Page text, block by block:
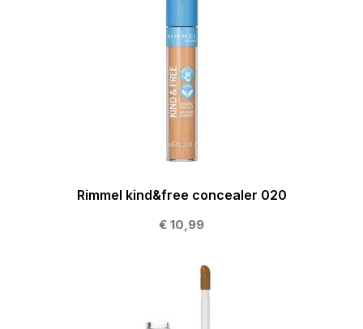
Rimmel kind&free concealer 020
€ 10,99